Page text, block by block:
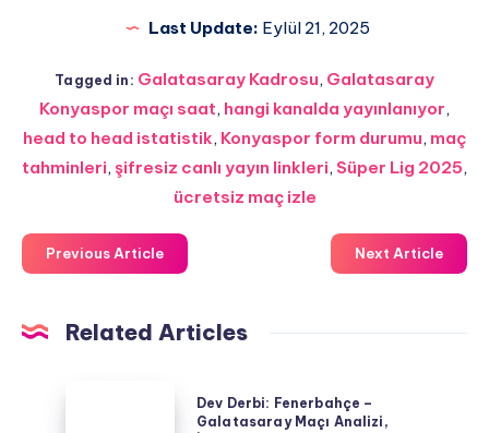
Last Update: Eylül 21, 2025
Tagged in: Galatasaray Kadrosu, Galatasaray
Konyaspor maçı saat, hangi kanalda yayınlanıyor,
head to head istatistik, Konyaspor form durumu, maç
tahminleri, şifresiz canlı yayın linkleri, Süper Lig 2025,
ücretsiz maç izle
Previous Article Next Article
Related Articles
Dev Derbi: Fenerbahçe –
Galatasaray Maçı Analizi,